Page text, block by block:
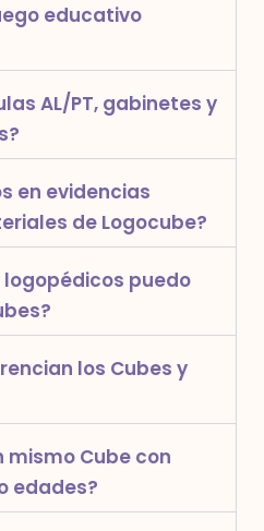
educativo
AL/PT, gabinetes y
en evidencias
de Logocube?
logopédicos puedo
los Cubes y
mismo Cube con
edades?